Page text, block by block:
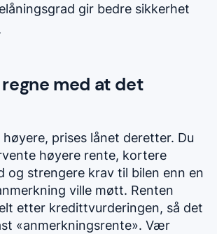
gir bedre sikkerhet
regne med at det
prises lånet deretter. Du
høyere rente, kortere
og strengere krav til bilen enn en
ville møtt. Renten
etter kredittvurderingen, så det
«anmerkningsrente». Vær